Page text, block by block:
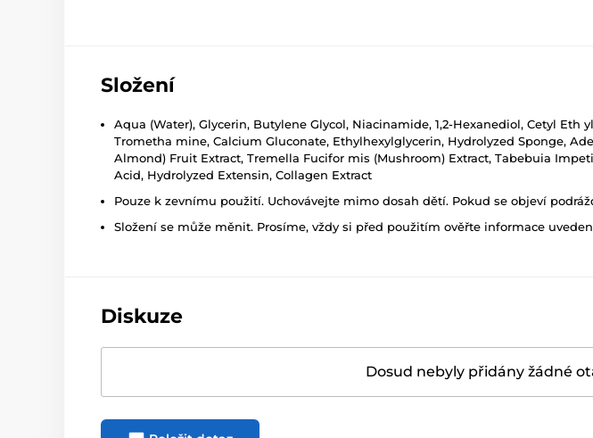
Složení
Aqua (Water), Glycerin, Butylene Glycol, Niacinamide, 1,2-Hexanediol, Cetyl
Trometha mine, Calcium Gluconate, Ethylhexylglycerin, Hydrolyzed Sponge,
Almond) Fruit Extract, Tremella Fucifor mis (Mushroom) Extract, Tabebuia
Acid, Hydrolyzed Extensin, Collagen Extract
Pouze k zevnímu použití. Uchovávejte mimo dosah dětí. Pokud se objeví
Složení se může měnit. Prosíme, vždy si před použitím ověřte informace
Diskuze
Dosud nebyly přidány žádné